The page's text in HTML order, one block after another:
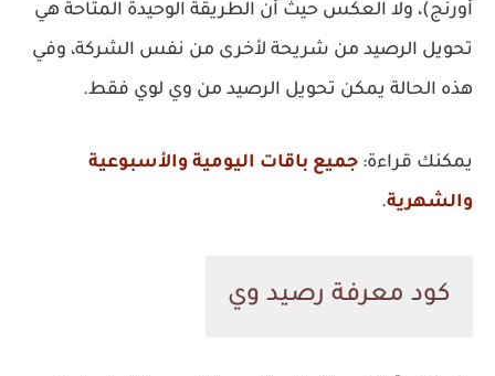
أورنج)، ولا العكس حيث أن الطريقة الوحيدة المتاحة هي
تحويل الرصيد من شريحة لأخرى من نفس الشركة، وفي
هذه الحالة يمكن تحويل الرصيد من وي لوي فقط.
يمكنك قراءة: جميع باقات اليومية والأسبوعية
والشهرية.
كود معرفة رصيد وي